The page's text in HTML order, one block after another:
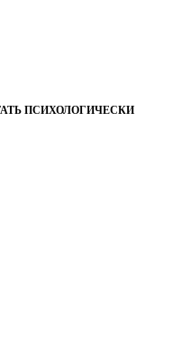
ПСИХОЛОГИЧЕСКИ